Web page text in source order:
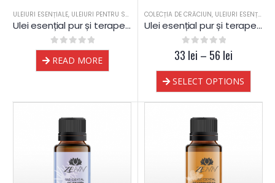
ULEIURI ESENȚIALE, ULEIURI PENTRU SAUNA
Ulei esențial pur și terapeutic de Mentă Spearmint
0out of 5
READ MORE
COLECȚIA DE CRĂCIUN, ULEIURI ESENȚIALE
Ulei esențial pur și terapeutic de Mandarină
0 out of 5
33 lei – 56 lei
SELECT OPTIONS